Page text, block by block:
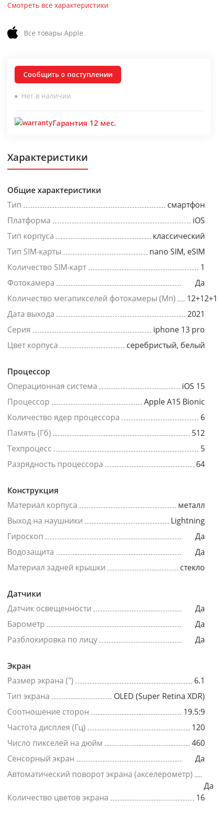
Смотреть все характеристики
Все товары Apple
Сообщить о поступлении
Нет в наличии
Гарантия 12 мес.
Характеристики
Общие характеристики
Тип
смартфон
Платформа
iOS
Тип корпуса
классический
Тип SIM-карты
nano SIM, eSIM
Количество SIM-карт
1
Фотокамера
Да
Количество мегапикселей фотокамеры (Мп)
Дата выхода
2021
Серия
iphone 13 pro
Цвет корпуса
серебристый, белый
Процессор
Операционная система
iOS 15
Процессор
Apple A15 Bionic
Количество ядер процессора
6
Память (Гб)
512
Техпроцесс
5
Разрядность процессора
64
Конструкция
Материал корпуса
металл
Выход на наушники
Lightning
Гироскоп
Да
Водозащита
Да
Материал задней крышки
стекло
Датчики
Датчик освещенности
Да
Барометр
Да
Разблокировка по лицу
Да
Экран
Размер экрана (")
6.1
Тип экрана
OLED (Super Retina XDR)
Соотношение сторон
19.5:9
Частота дисплея (Гц)
120
Число пикселей на дюйм
460
Сенсорный экран
Да
Автоматический поворот экрана (акселерометр)
Да
Количество цветов экрана
16